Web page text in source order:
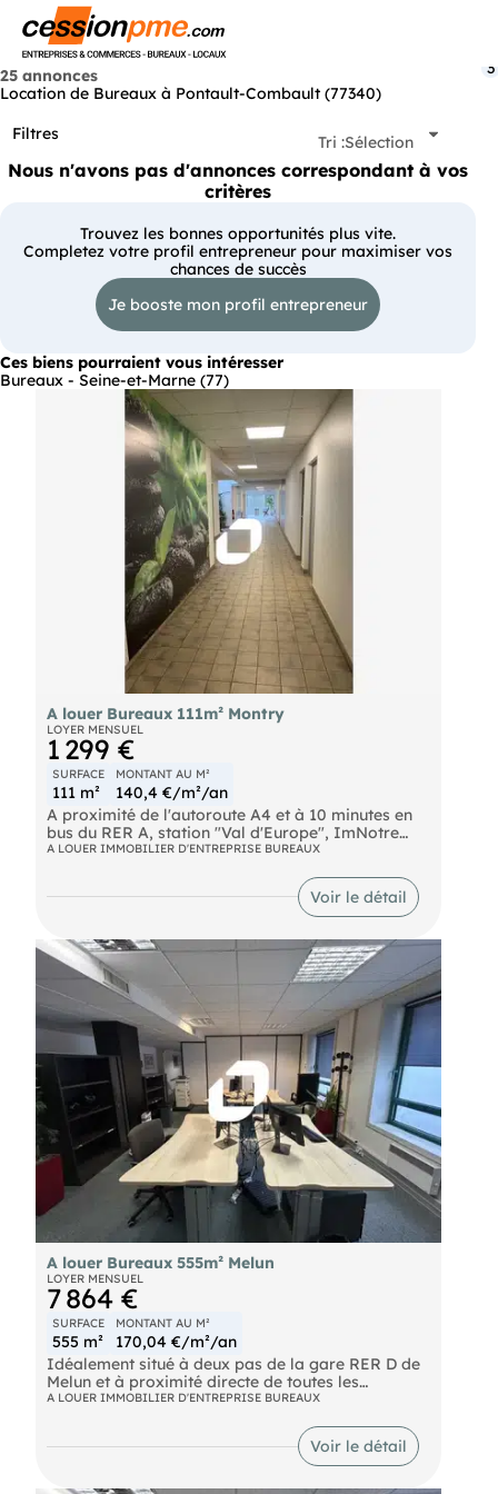
25 annonces
Location de Bureaux à Pontault-Combault (77340)
Filtres
3
Tri :Sélection
Nous n'avons pas d'annonces correspondant à vos
critères
Trouvez les bonnes opportunités plus vite.
Completez votre profil entrepreneur pour maximiser vos
chances de succès
Je booste mon profil entrepreneur
Ces biens pourraient vous intéresser
Bureaux - Seine-et-Marne (77)
A louer Bureaux 111m² Montry
LOYER MENSUEL
1 299 €
SURFACE
111 m²
MONTANT AU M²
140,4 €/m²/an
A proximité de l'autoroute A4 et à 10 minutes en
bus du RER A, station "Val d'Europe", ImNotre
équipeous propose des locaux d'activité d'une
Train SNCF Montry-condé Autoroute A4
A LOUER IMMOBILIER D'ENTREPRISE BUREAUX
Voir le détail
A louer Bureaux 555m² Melun
LOYER MENSUEL
7 864 €
SURFACE
555 m²
MONTANT AU M²
170,04 €/m²/an
Idéalement situé à deux pas de la gare RER D de
Melun et à proximité directe de toutes les
commodités, IMMPRONotre équipepropose à la
opportunité de vous installer dans des locaux
parfaitement agencés, composés de bureaux
individuels, d'un open space spacieux, de salles de
réunion conviviales, d'un coin cuisine et d'un
A LOUER IMMOBILIER D'ENTREPRISE BUREAUX
Voir le détail